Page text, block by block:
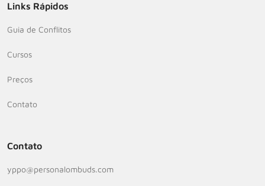
Links Rápidos
Guia de Conflitos
Cursos
Preços
Contato
Contato
yppo@personalombuds.com